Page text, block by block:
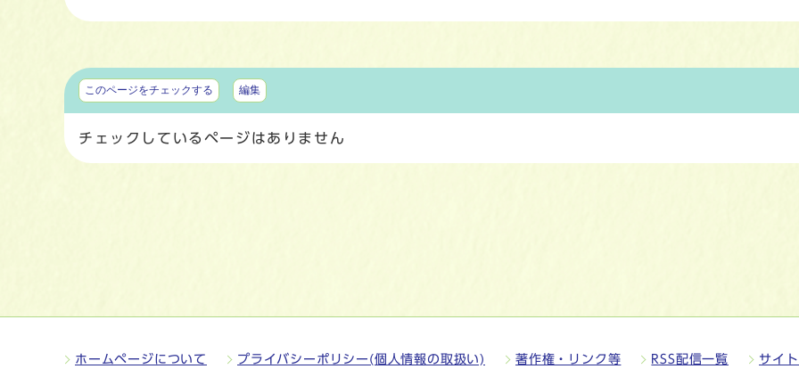
マイページ
このページをチェックする 編集
チェックしているページはありません
ホームページについて プライバシーポリシー(個人情報の取扱い) 著作権・リンク等 RSS配信一覧 サイ